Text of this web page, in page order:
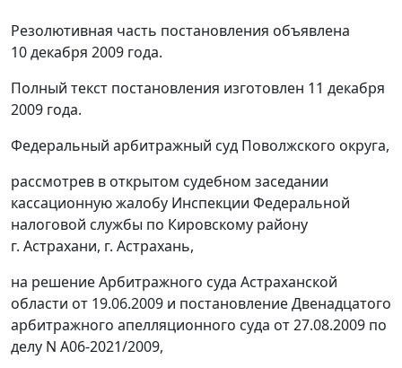
Резолютивная часть постановления объявлена
10 декабря 2009 года.
Полный текст постановления изготовлен 11 декабря
2009 года.
Федеральный арбитражный суд Поволжского округа,
рассмотрев в открытом судебном заседании
кассационную жалобу Инспекции Федеральной
налоговой службы по Кировскому району
г. Астрахани, г. Астрахань,
на решение Арбитражного суда Астраханской
области от 19.06.2009 и постановление Двенадцатого
арбитражного апелляционного суда от 27.08.2009 по
делу N А06-2021/2009,